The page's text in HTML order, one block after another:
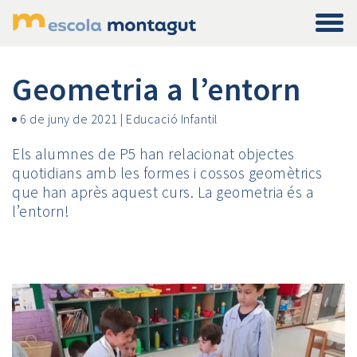
Geometria a l’entorn
6 de juny de 2021 | Educació Infantil
Els alumnes de P5 han relacionat objectes
quotidians amb les formes i cossos geomètrics
que han après aquest curs. La geometria és a
l’entorn!